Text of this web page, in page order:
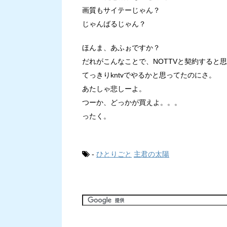
画質もサイテーじゃん？
じゃんばるじゃん？
ほんま、あふぉですか？
だれがこんなことで、NOTTVと契約すると
てっきりkntvでやるかと思ってたのにさ。
あたしゃ悲しーよ。
つーか、どっかが買えよ。。。
ったく。
- ひとりごと 主君の太陽